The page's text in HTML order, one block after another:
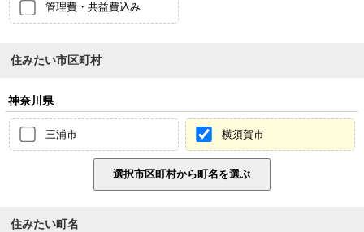
管理費・共益費込み
住みたい市区町村
神奈川県
三浦市 横須賀市
住みたい町名